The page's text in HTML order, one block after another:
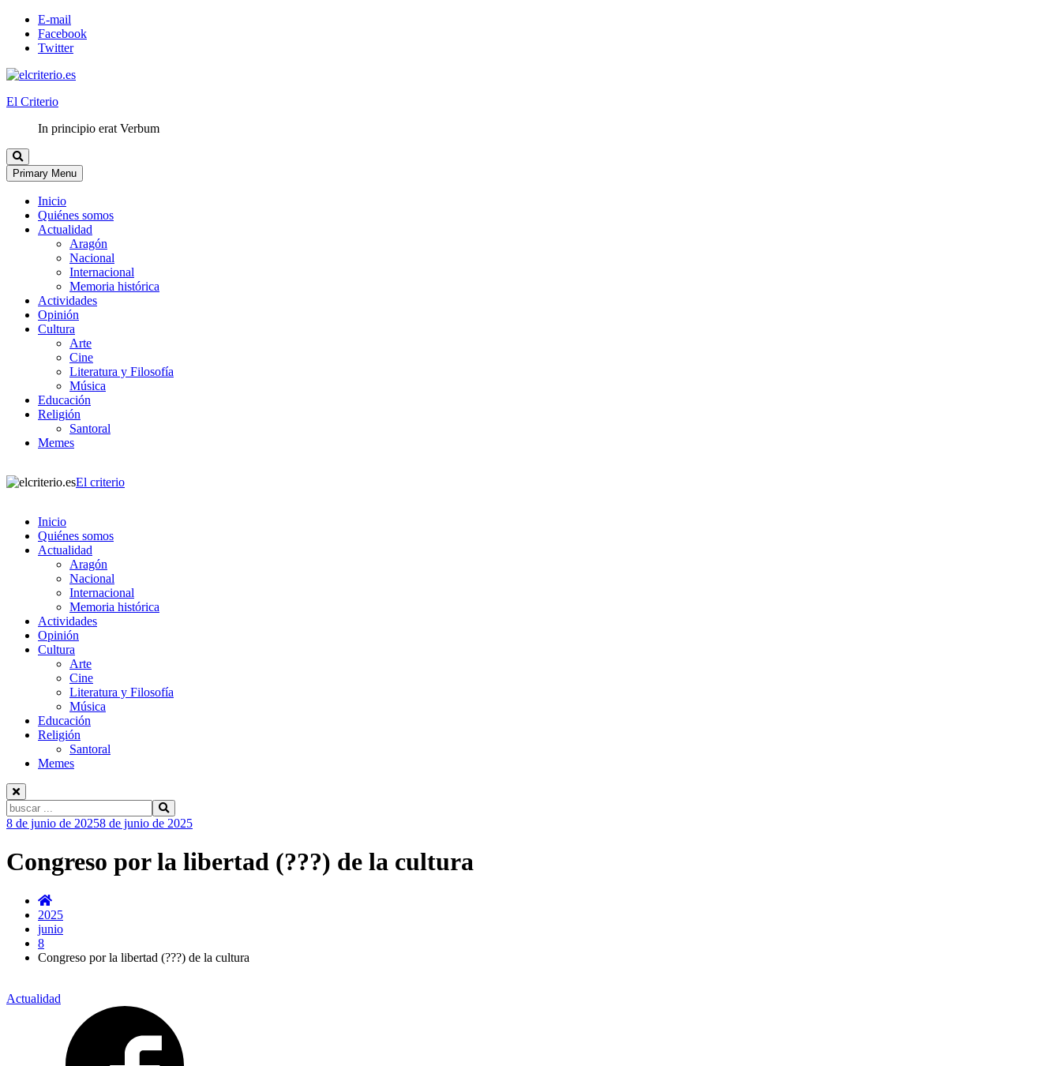
E-mail
Facebook
Twitter
El Criterio
In principio erat Verbum
Primary Menu
Inicio
Quiénes somos
Actualidad
Aragón
Nacional
Internacional
Memoria histórica
Actividades
Opinión
Cultura
Arte
Cine
Literatura y Filosofía
Música
Educación
Religión
Santoral
Memes
El criterio
Inicio
Quiénes somos
Actualidad
Aragón
Nacional
Internacional
Memoria histórica
Actividades
Opinión
Cultura
Arte
Cine
Literatura y Filosofía
Música
Educación
Religión
Santoral
Memes
Buscar:
Ir
contenido
8 de junio de 20258 de junio de 2025
Congreso por la libertad (???) de la cultura
2025
junio
8
Congreso por la libertad (???) de la cultura
Actualidad